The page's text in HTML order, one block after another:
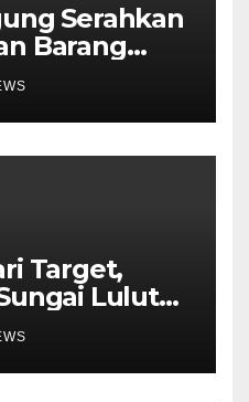
Serahkan
Barang
ISC ke JPU
Target,
Lulut